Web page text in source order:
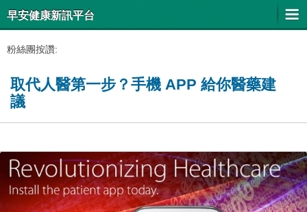
早安健康新訊平台
粉絲團按讚:
取代人醫第一步？手機 APP 給你醫藥建
議